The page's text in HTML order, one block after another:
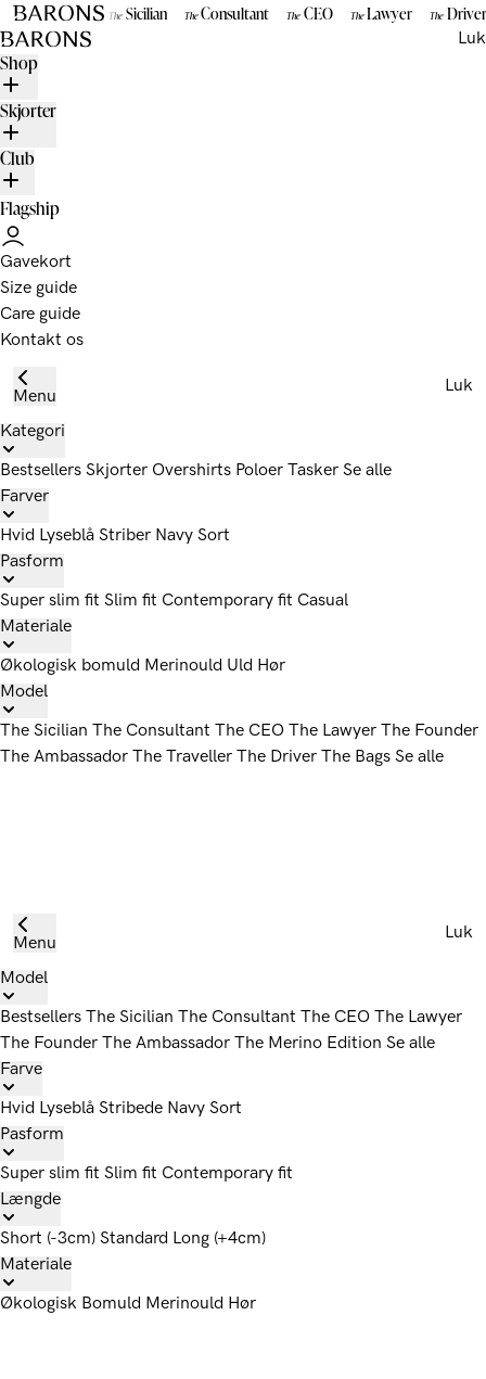
Gå til indhold
BARONS
The Sicilian The Consultant The CEO The Lawyer The Driver
Luk
Shop
Skjorter
Club
Flagship
Gavekort
Size guide
Care guide
Kontakt os
Menu
Luk
Kategori
Bestsellers Skjorter Overshirts Poloer Tasker Se alle
Farver
Hvid Lyseblå Striber Navy Sort
Pasform
Super slim fit Slim fit Contemporary fit Casual
Materiale
Økologisk bomuld Merinould Uld Hør
Model
The Sicilian The Consultant The CEO The Lawyer The Founder
The Ambassador The Traveller The Driver The Bags Se alle
Menu
Luk
Model
Bestsellers The Sicilian The Consultant The CEO The Lawyer
The Founder The Ambassador The Merino Edition Se alle
Farve
Hvid Lyseblå Stribede Navy Sort
Pasform
Super slim fit Slim fit Contemporary fit
Længde
Short (-3cm) Standard Long (+4cm)
Materiale
Økologisk Bomuld Merinould Hør